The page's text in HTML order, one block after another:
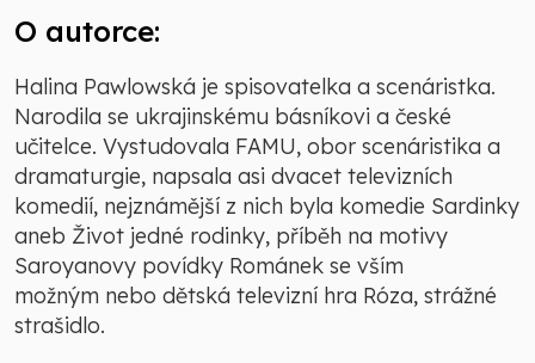
O autorce:
Halina Pawlowská je spisovatelka a scenáristka.
Narodila se ukrajinskému básníkovi a české
učitelce. Vystudovala FAMU, obor scenáristika a
dramaturgie, napsala asi dvacet televizních
komedií, nejznámější z nich byla komedie Sardinky
aneb Život jedné rodinky, příběh na motivy
Saroyanovy povídky Románek se vším
možným nebo dětská televizní hra Róza, strážné
strašidlo.